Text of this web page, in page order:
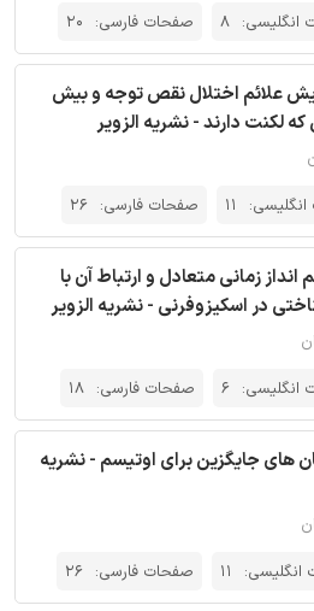
انگلیسی: 8 صفحات فارسی: 20
علائم اختلال نقص توجه و بیش
که لکنت دارند - نشریه الزویر
11 صفحات فارسی: 26
زمانی متعادل و ارتباط آن با
در اسکیزوفرنی - نشریه الزویر
انگلیسی: 6 صفحات فارسی: 18
های جایگزین برای اوتیسم - نشریه
11 صفحات فارسی: 26